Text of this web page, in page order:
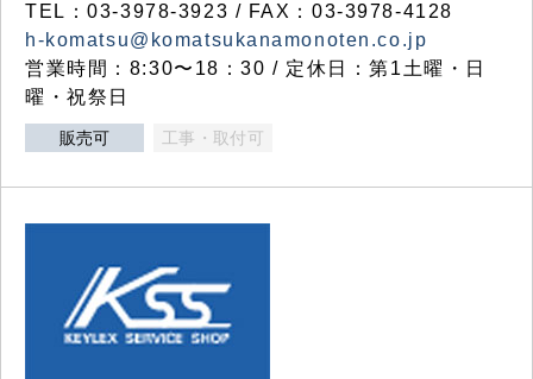
TEL：03-3978-3923 / FAX：03-3978-4128
h-komatsu@komatsukanamonoten.co.jp
営業時間：8:30〜18：30 / 定休日：第1土曜・日
曜・祝祭日
販売可 工事・取付可